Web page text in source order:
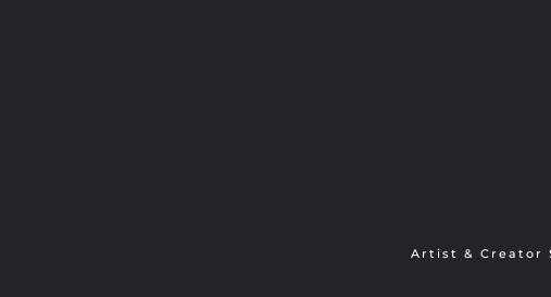
Artist & Creator